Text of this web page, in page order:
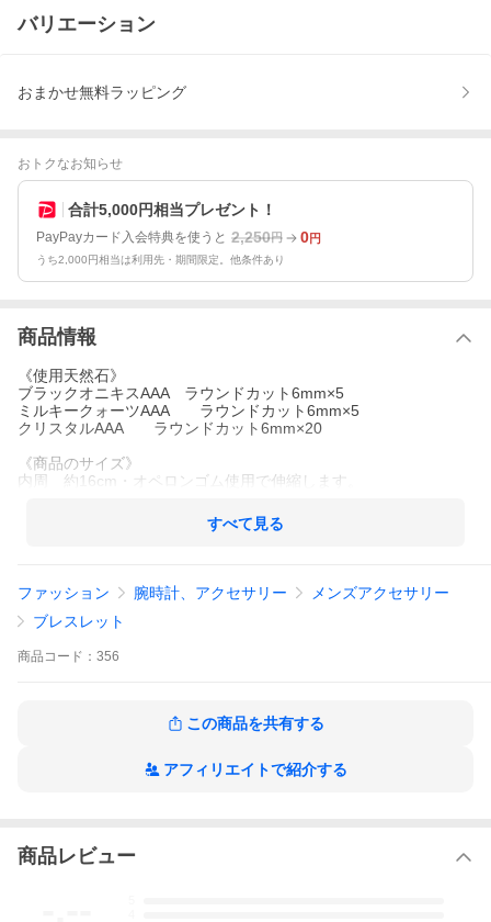
バリエーション
おまかせ無料ラッピング
おトクなお知らせ
合計5,000円相当プレゼント！
PayPayカード入会特典を使うと 2,250円 0円
うち2,000円相当は利用先・期間限定。他条件あり
商品情報
《使用天然石》
ブラックオニキスAAA ラウンドカット6mm×5
ミルキークォーツAAA ラウンドカット6mm×5
クリスタルAAA ラウンドカット6mm×20
《商品のサイズ》
内周 約16cm・オペロンゴム使用で伸縮します。
すべて見る
ファッション 腕時計、アクセサリー
メンズアクセサリー
ブレスレット
商品 コード： 356
この商品を共有する
アフィリエイトで紹介する
商品レビュー